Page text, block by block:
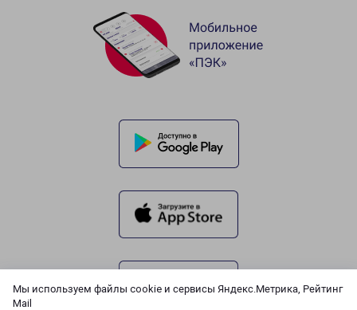
Мы используем файлы cookie и сервисы Яндекс.Метрика, Рейтинг
Mail